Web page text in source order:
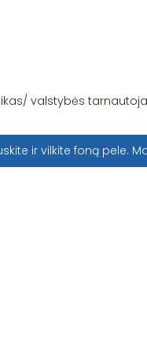
valstybės
ir vilkite foną pele.